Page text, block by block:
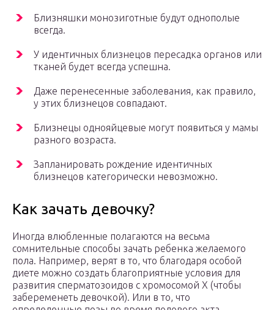
Близняшки монозиготные будут однополые
всегда.
У идентичных близнецов пересадка органов или
тканей будет всегда успешна.
Даже перенесенные заболевания, как правило,
у этих близнецов совпадают.
Близнецы однояйцевые могут появиться у мамы
разного возраста.
Запланировать рождение идентичных
близнецов категорически невозможно.
Как зачать девочку?
Иногда влюбленные полагаются на весьма
сомнительные способы зачать ребенка желаемого
пола. Например, верят в то, что благодаря особой
диете можно создать благоприятные условия для
развития сперматозоидов с хромосомой X (чтобы
забеременеть девочкой). Или в то, что